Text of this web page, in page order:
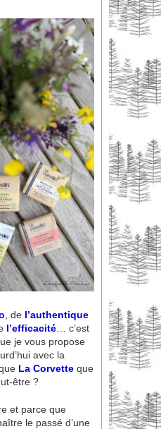
, de l’authentique
l’efficacité… c’est
je vous propose
avec la
La Corvetteque
être ?
et parce que
le passé d’une